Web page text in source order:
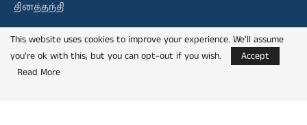
தினத்தந்தி
@2013 – 2024 | Vanakkam London | All Rights Reserved.
This website uses cookies to improve your experience. We'll assume
you're ok with this, but you can opt-out if you wish.
Accept
Read More